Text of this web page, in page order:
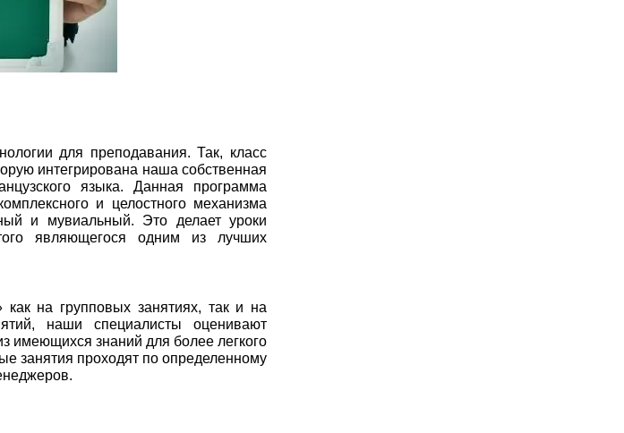
для преподавания. Так, класс
интегрирована наша собственная
языка. Данная программа
и целостного механизма
и мувиальный. Это делает уроки
являющегося одним из лучших
на групповых занятиях, так и на
наши специалисты оценивают
имеющихся знаний для более легкого
занятия проходят по определенному